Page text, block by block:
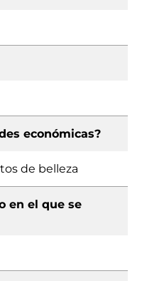
económicas?
de belleza
en el que se